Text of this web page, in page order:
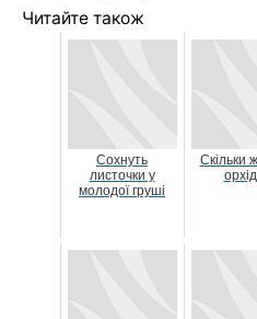
Читайте також
Сохнуть
листочки у
молодої груші
Скільки